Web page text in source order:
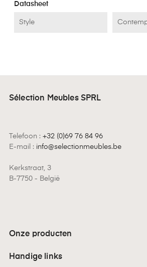
Datasheet
Style
Sélection Meubles SPRL
Telefoon : +32 (0)69 76 84 96
E-mail : info@selectionmeubles.be
Kerkstraat, 3
B-7750 - België
Onze producten
Handige links